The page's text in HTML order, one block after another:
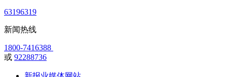
63196319
新闻热线
1800-7416388
或 92288736